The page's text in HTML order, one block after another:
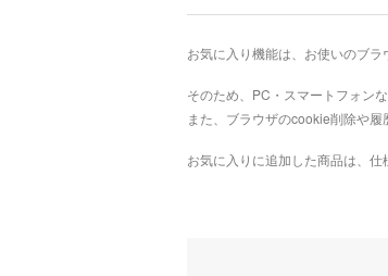
お気に入り機能は、お使いのブラ
そのため、PC・スマートフォン
また、ブラウザのcookie削除や履
お気に入りに追加した商品は、